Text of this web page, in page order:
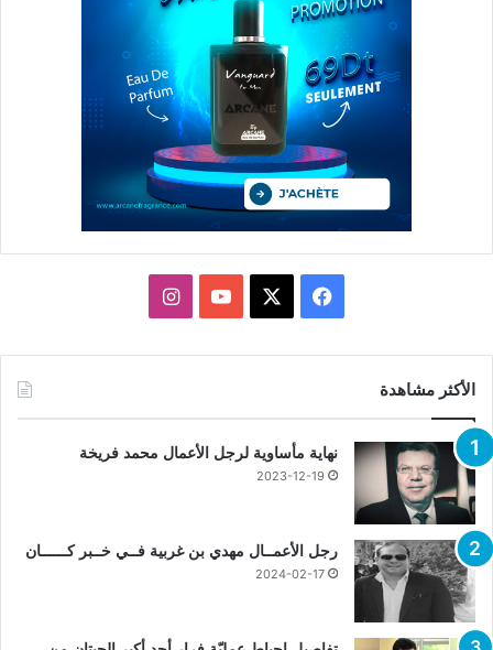
فيسبوك يوتيوبانستقرام
الأكثر مشاهدة
نهاية مأساوية لرجل الأعمال محمد فريخة
2023-12-19
رجل الأعمــال مهدي بن غربية فــي خــبر كــــــان
2024-02-17